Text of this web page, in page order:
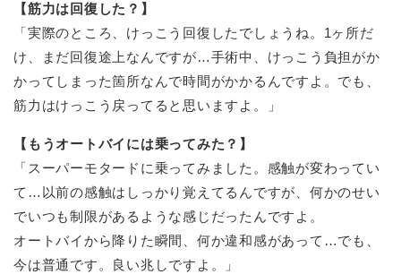
【筋力は回復した？】
「実際のところ、けっこう回復したでしょうね。1ヶ所だ
け、まだ回復途上なんですが…手術中、けっこう負担がか
かってしまった箇所なんで時間がかかるんですよ。でも、
筋力はけっこう戻ってると思いますよ。」
【もうオートバイには乗ってみた？】
「スーパーモタードに乗ってみました。感触が変わってい
て…以前の感触はしっかり覚えてるんですが、何かのせい
でいつも制限があるような感じだったんですよ。
オートバイから降りた瞬間、何か違和感があって…でも、
今は普通です。良い兆しですよ。」